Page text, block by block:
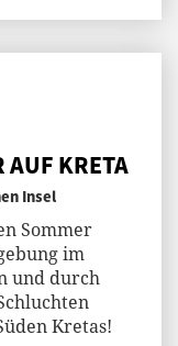
AUF KRETA
Insel
Sommer
im
und durch
Kretas!